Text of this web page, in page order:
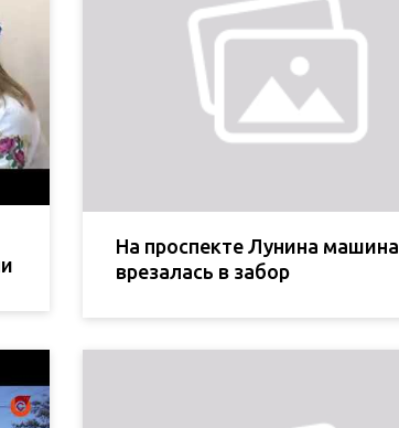
На проспекте Лунина машина
врезалась в забор